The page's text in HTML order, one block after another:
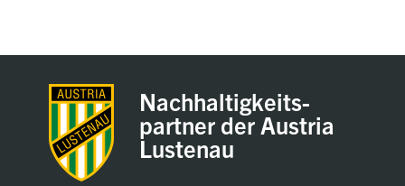
Nachhaltigkeits-
partner der Austria
Lustenau